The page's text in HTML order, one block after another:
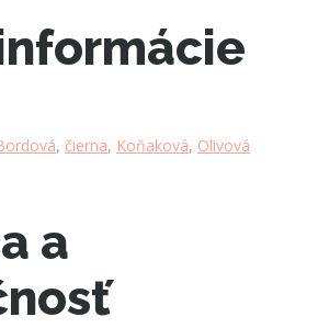
, čierna, Koňaková, Olivová
a